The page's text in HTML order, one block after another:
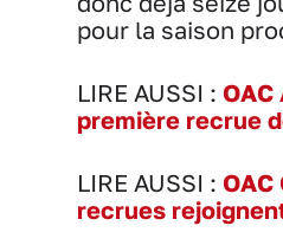
pour la saison
LIRE AUSSI :
première recrue
LIRE AUSSI :
recrues